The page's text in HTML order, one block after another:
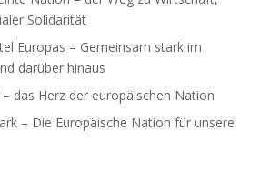
Solidarität
Europas – Gemeinsam stark im
darüber hinaus
– das Herz der europäischen Nation
– Die Europäische Nation für unsere